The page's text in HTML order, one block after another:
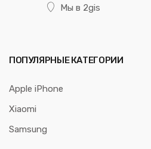
Мы в 2gis
ПОПУЛЯРНЫЕ КАТЕГОРИИ
Apple iPhone
Xiaomi
Samsung